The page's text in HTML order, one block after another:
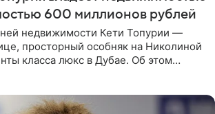
600 миллионов рублей
недвижимости Кети Топурии —
просторный особняк на Николиной
класса люкс в Дубае. Об этом